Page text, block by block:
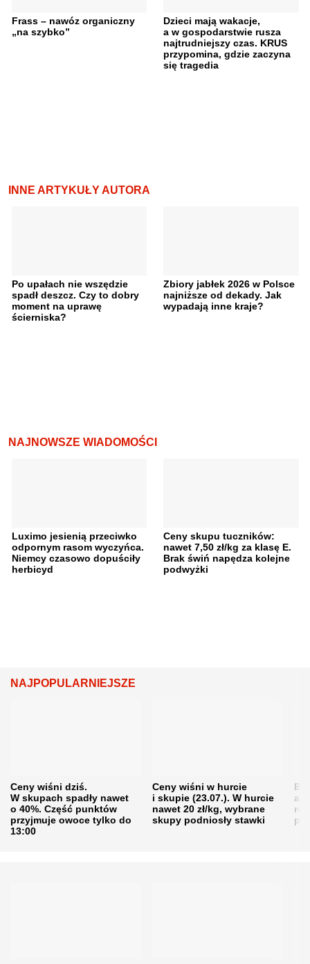
Frass – nawóz organiczny
„na szybko”
Dzieci mają wakacje,
a w gospodarstwie rusza
najtrudniejszy czas. KRUS
przypomina, gdzie zaczyna
się tragedia
INNE ARTYKUŁY AUTORA
Po upałach nie wszędzie
spadł deszcz. Czy to dobry
moment na uprawę
ścierniska?
Zbiory jabłek 2026 w Polsce
najniższe od dekady. Jak
wypadają inne kraje?
NAJNOWSZE WIADOMOŚCI
Luximo jesienią przeciwko
odpornym rasom wyczyńca.
Niemcy czasowo dopuściły
herbicyd
Ceny skupu tuczników:
nawet 7,50 zł/kg za klasę E.
Brak świń napędza kolejne
podwyżki
NAJPOPULARNIEJSZE
Ceny wiśni dziś.
W skupach spadły nawet
o 40%. Część punktów
przyjmuje owoce tylko do
13:00
Ceny wiśni w hurcie
i skupie (23.07.). W hurcie
nawet 20 zł/kg, wybrane
skupy podniosły stawki